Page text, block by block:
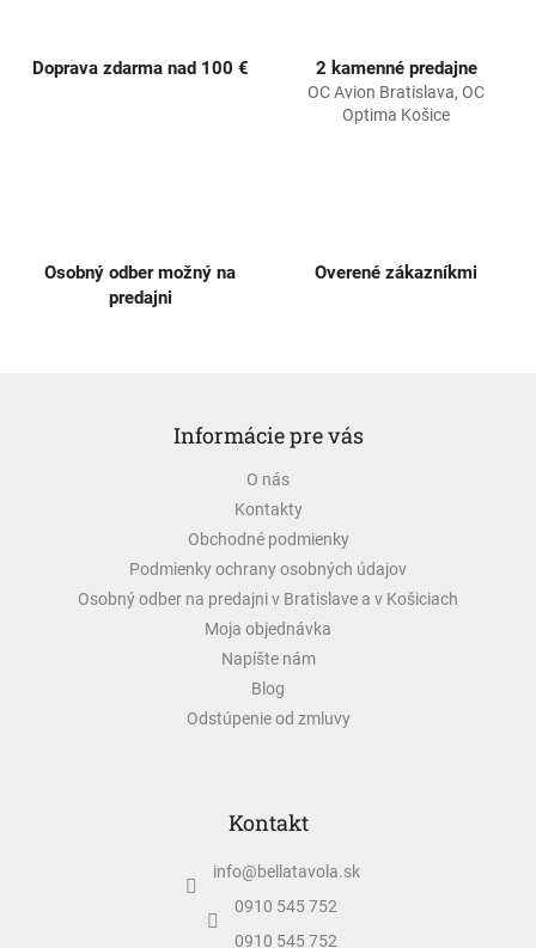
Doprava zdarma nad 100 € 2 kamenné predajne
OC Avion Bratislava, OC
Optima Košice
Osobný odber možný na
predajni
Overené zákazníkmi
Informácie pre vás
O nás
Kontakty
Obchodné podmienky
Podmienky ochrany osobných údajov
Osobný odber na predajni v Bratislave a v Košiciach
Moja objednávka
Napíšte nám
Blog
Odstúpenie od zmluvy
Kontakt
info@bellatavola.sk
0910 545 752
0910 545 752